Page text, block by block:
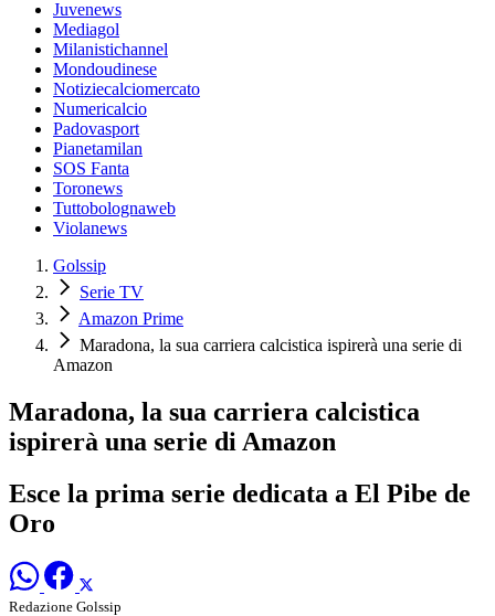
Juvenews
Mediagol
Milanistichannel
Mondoudinese
Notiziecalciomercato
Numericalcio
Padovasport
Pianetamilan
SOS Fanta
Toronews
Tuttobolognaweb
Violanews
Golssip
Serie TV
Amazon Prime
Maradona, la sua carriera calcistica ispirerà una serie di
Amazon
Maradona, la sua carriera calcistica
ispirerà una serie di Amazon
Esce la prima serie dedicata a El Pibe de
Oro
Redazione Golssip